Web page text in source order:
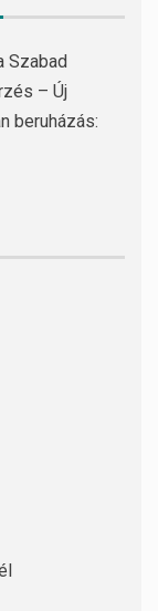
Szabad
– Új
beruházás: